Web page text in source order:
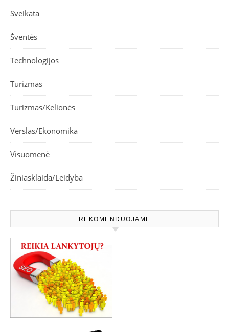
Sveikata
Šventės
Technologijos
Turizmas
Turizmas/Kelionės
Verslas/Ekonomika
Visuomenė
Žiniasklaida/Leidyba
REKOMENDUOJAME